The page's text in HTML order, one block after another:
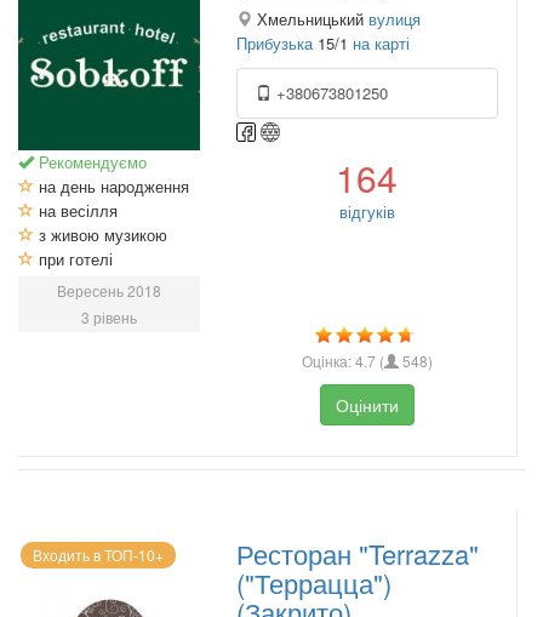
Рекомендуємо
на день народження
на весілля
з живою музикою
при готелі
Вересень 2018
3 рівень
Хмельницький вулиця
Прибузька 15/1 на карті
+380673801250
164
відгуків
Оцінка:4.7 ( 548)
Оцінити
Входить в ТОП-10+ Ресторан "Terrazza"
("Террацца")